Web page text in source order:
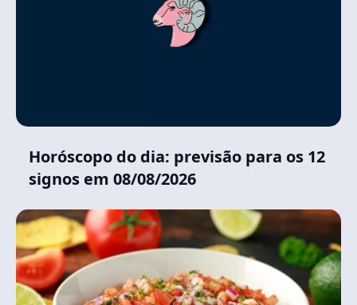
Horóscopo do dia: previsão para os 12
signos em 08/08/2026